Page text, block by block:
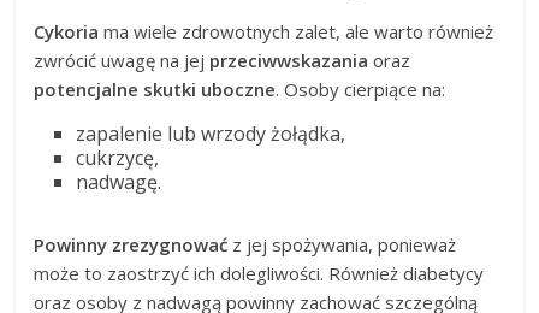
Cykoria ma wiele zdrowotnych zalet, ale warto również
zwrócić uwagę na jej przeciwwskazania oraz
potencjalne skutki uboczne. Osoby cierpiące na:
zapalenie lub wrzody żołądka,
cukrzycę,
nadwagę.
Powinny zrezygnować z jej spożywania, ponieważ
może to zaostrzyć ich dolegliwości. Również diabetycy
oraz osoby z nadwagą powinny zachować szczególną